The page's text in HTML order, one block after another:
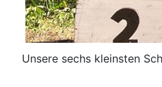
Unsere sechs kleinsten